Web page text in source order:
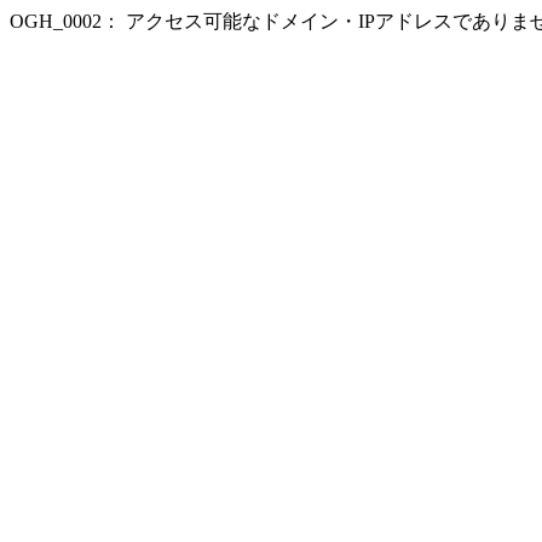
OGH_0002： アクセス可能なドメイン・IPアドレスでありま